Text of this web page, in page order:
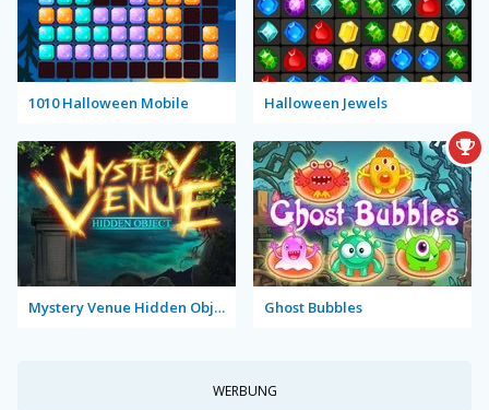
1010 Halloween Mobile Halloween Jewels
Mystery Venue Hidden Object Ghost Bubbles
WERBUNG